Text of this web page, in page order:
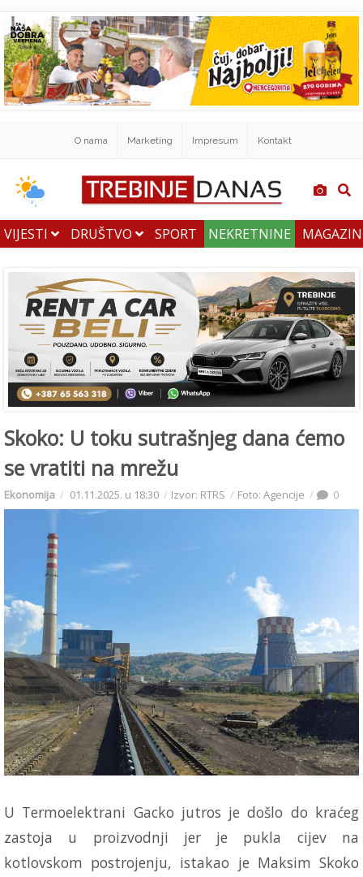
O nama Marketing Impresum Kontakt
VIJESTI DRUŠTVO SPORT NEKRETNINE
Skoko: U toku sutrašnjeg dana ćemo
se vratiti na mrežu
Ekonomija 01.11.2025. u 18:30 Izvor: RTRS Foto: Agencije 0
U Termoelektrani Gacko jutros je došlo do kraćeg
zastoja u proizvodnji jer je pukla cijev na
kotlovskom postrojenju, istakao je Maksim Skoko